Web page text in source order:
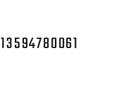
13594780061